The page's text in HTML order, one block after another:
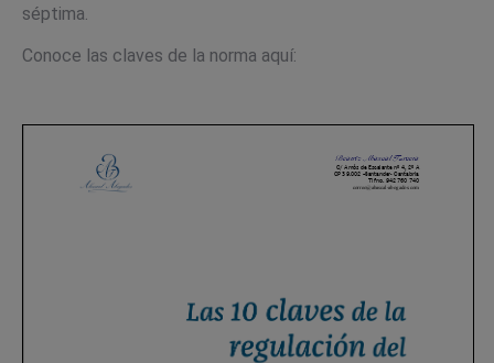
séptima.
Conoce las claves de la norma aquí: